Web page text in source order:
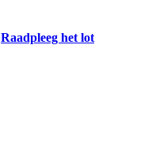
Raadpleeg het lot